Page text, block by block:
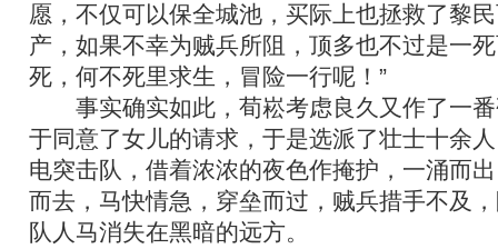
愿，不仅可以保全城池，买际上也拯救了黎
产，如果不幸为贼兵所阻，顶多也不过是一
死，何不死里求生，冒险一行呢！”
事实确实如此，荀崧考虑良久又作了一番
于同意了女儿的请求，于是选派了壮士十余
电突击队，借着浓浓的夜色作掩护，一涌而
而去，马快情急，穿垒而过，贼兵措手不及
队人马消失在黑暗的远方。